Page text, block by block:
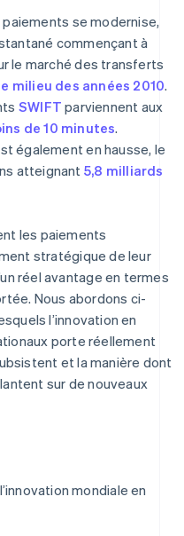
se modernise,
commençant à
le marché des transferts
milieu des années 2010.
SWIFT parviennent aux
de 10 minutes.
également en hausse, le
atteignant 5,8 milliards
les paiements
stratégique de leur
réel avantage en termes
Nous abordons ci-
l’innovation en
porte réellement
et la manière dont
sur de nouveaux
mondiale en